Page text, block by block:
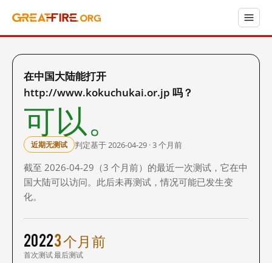
在中国大陆能打开
http://www.kokuchukai.or.jp 吗？
可以。
近期无测试 判定基于 2026-04-29 · 3 个月前
截至 2026-04-29（3 个月前）的最近一次测试，它在中
国大陆可以访问。此后未再测试，情况可能已发生变
化。
2022
首次测试
3 个月前
最后测试